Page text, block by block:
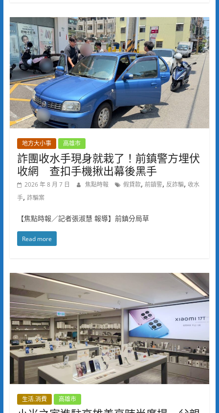
地方大小事 高雄市
詐團收水手現身就栽了！前鎮警方埋伏
收網 查扣手機揪出幕後黑手
2026 年 8 月 7 日 焦點時報 假貸款, 前鎮警, 反詐騙, 收水
手, 詐騙案
【焦點時報／記者張淑慧 報導】前鎮分局草
Read more
生活.消費 高雄市